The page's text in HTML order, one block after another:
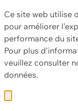
Ce site web utilise
pour améliorer
performance du
Pour plus
veuillez consulter
données.